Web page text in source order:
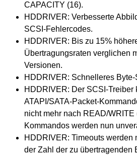
CAPACITY (16).
HDDRIVER: Verbesserte
SCSI-Fehlercodes.
HDDRIVER: Bis zu 15%
Übertragungsraten verglichen
Versionen.
HDDRIVER: Schnelleres
HDDRIVER: Der SCSI-Treiber
ATAPI/SATA-Packet-
nicht mehr nach READ/WRITE
Kommandos werden nun
HDDRIVER: Timeouts werden
der Zahl der zu übertragenden